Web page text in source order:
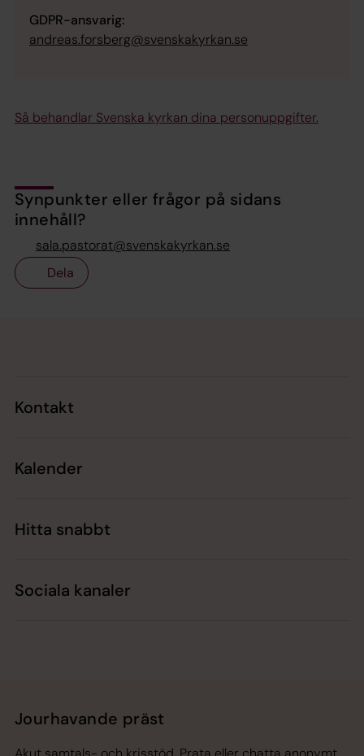
GDPR-ansvarig:
andreas.forsberg@svenskakyrkan.se
Så behandlar Svenska kyrkan dina personuppgifter.
Synpunkter eller frågor på sidans
innehåll?
sala.pastorat@svenskakyrkan.se
Dela
Kontakt
Kalender
Hitta snabbt
Sociala kanaler
Jourhavande präst